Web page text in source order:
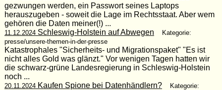
gezwungen werden, ein Passwort seines Laptops
herauszugeben - soweit die Lage im Rechtsstaat. Aber wem
gehören die Daten meiner(!) ...
11.12.2024Schleswig-Holstein auf Abwegen
Kategorie:
presse/unsere-themen-in-der-presse
Katastrophales "Sicherheits- und Migrationspaket" "Es ist
nicht alles Gold was glänzt." Vor wenigen Tagen hatten wir
die schwarz-grüne Landesregierung in Schleswig-Holstein
noch ...
20.11.2024Kaufen Spione bei Datenhändlern?
Kategorie: